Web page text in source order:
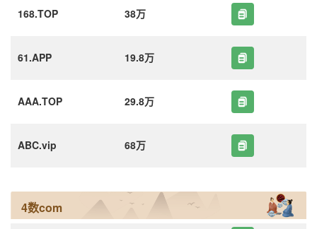
168.TOP 38万
61.APP 19.8万
AAA.TOP 29.8万
ABC.vip 68万
4数com